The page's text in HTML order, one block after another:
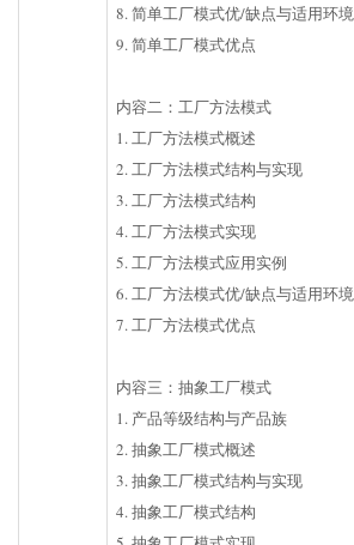
8. 简单工厂模式优/缺点与适用环境
9. 简单工厂模式优点
内容二：工厂方法模式
1. 工厂方法模式概述
2. 工厂方法模式结构与实现
3. 工厂方法模式结构
4. 工厂方法模式实现
5. 工厂方法模式应用实例
6. 工厂方法模式优/缺点与适用环境
7. 工厂方法模式优点
内容三：抽象工厂模式
1. 产品等级结构与产品族
2. 抽象工厂模式概述
3. 抽象工厂模式结构与实现
4. 抽象工厂模式结构